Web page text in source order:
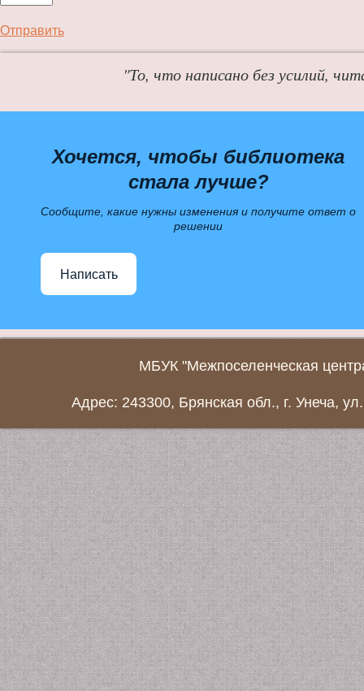
Отправить
"То, что написано без усилий,
Хочется, чтобы библиотека
стала лучше?
Сообщите, какие нужны изменения и получите ответ о
решении
Написать
МБУК "Межпоселенческая
Адрес: 243300, Брянская обл., г. Унеча,